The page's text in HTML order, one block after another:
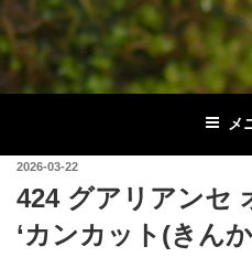
ッ
プ
メ
投
日:
2026-03-22
424 グアリアンセ
‘カンカット(きん